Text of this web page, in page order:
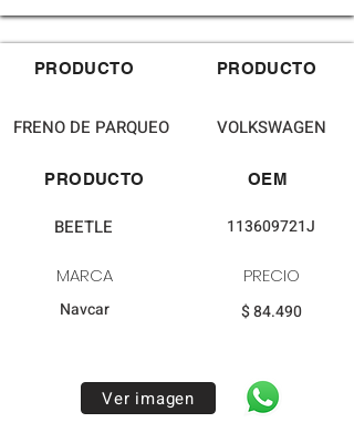
PRODUCTO PRODUCTO
FRENO DE PARQUEO VOLKSWAGEN
PRODUCTO
BEETLE
MARCA
Navcar
OEM
113609721J
PRECIO
$ 84.490
Ver imagen